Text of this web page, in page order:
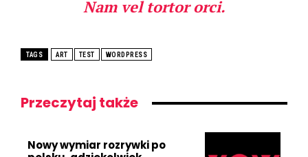
Nam vel tortor orci.
TAGS ART TEST WORDPRESS
Przeczytaj także
Nowy wymiar rozrywki po